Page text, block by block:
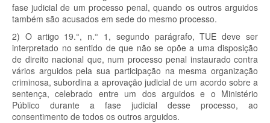
fase judicial de um processo penal, quando os outros arguidos
também são acusados em sede do mesmo processo.
2) O artigo 19.°, n.° 1, segundo parágrafo, TUE deve ser
interpretado no sentido de que não se opõe a uma disposição
de direito nacional que, num processo penal instaurado contra
vários arguidos pela sua participação na mesma organização
criminosa, subordina a aprovação judicial de um acordo sobre a
sentença, celebrado entre um dos arguidos e o Ministério
Público durante a fase judicial desse processo, ao
consentimento de todos os outros arguidos.